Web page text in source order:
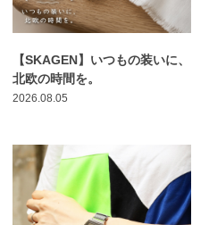
【SKAGEN】いつもの装いに、
北欧の時間を。
2026.08.05